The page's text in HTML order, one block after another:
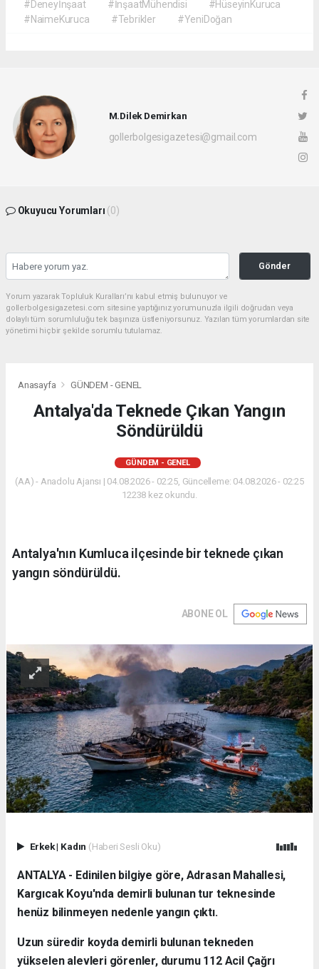
#Deneyİnşaat
#İnşaatMühendisi
#HüseyinKuruca
#NaimeKuruca
#Tebrikler #YeniDoğan
M.Dilek Demirkan
gollerbolgesigazetesi@gmail.com
Okuyucu Yorumları (0)
Gönder
Yorum yazarak Topluluk Kuralları’nı kabul etmiş bulunuyor ve
gollerbolgesigazetesi.com sitesine yaptığınız yorumunuzla ilgili doğrudan veya
dolaylı tüm sorumluluğu tek başınıza üstleniyorsunuz. Yazılan tüm yorumlardan site
yönetimi hiçbir şekilde sorumlu tutulamaz.
Anasayfa GÜNDEM - GENEL
Antalya'da Teknede Çıkan Yangın
Söndürüldü
GÜNDEM - GENEL
(AA) - Anadolu Ajansı | 04.08.2026 - 02:25, Güncelleme: 04.08.2026 - 02:25
12238 kez okundu.
Antalya'nın Kumluca ilçesinde bir teknede çıkan
yangın söndürüldü.
ABONE OL
Erkek| Kadın (Haberi Sesli Oku)
ANTALYA - Edinilen bilgiye göre, Adrasan Mahallesi,
Kargıcak Koyu'nda demirli bulunan tur teknesinde
henüz bilinmeyen nedenle yangın çıktı.
Uzun süredir koyda demirli bulunan tekneden
yükselen alevleri görenler, durumu 112 Acil Çağrı